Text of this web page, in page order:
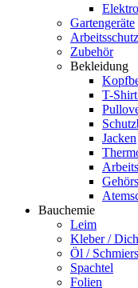
Gartengeräte
Arbeitsschutz
Zubehör
Bekleidung
T-
Jacken
Bauchemie
Leim
Kleber /
Öl /
Spachtel
Folien